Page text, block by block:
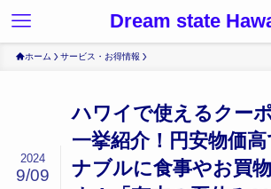
Dream state
ホーム サービス・お得情報
ハワイで使えるクー
一挙紹介！円安物価
ナブルに食事やお買
2024
9/09